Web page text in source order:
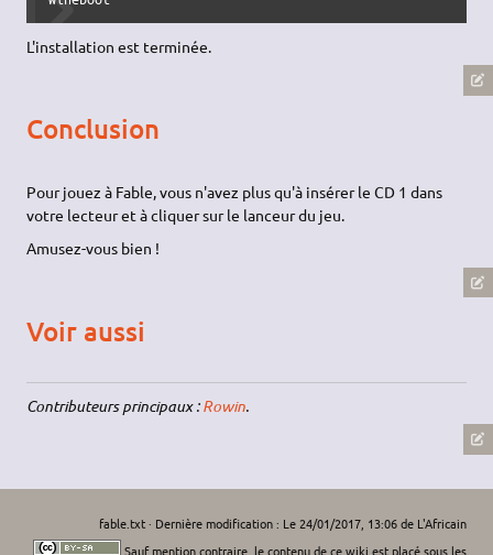
L'installation est terminée.
Conclusion
Pour jouez à Fable, vous n'avez plus qu'à insérer le CD 1 dans
votre lecteur et à cliquer sur le lanceur du jeu.
Amusez-vous bien !
Voir aussi
Contributeurs principaux :Rowin.
fable.txt· Dernière modification : Le 24/01/2017, 13:06 de L'Africain
Sauf mention contraire, le contenu de ce wiki est placé sous les